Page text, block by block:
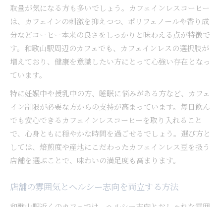
取量が気になる方も多いでしょう。カフェインレスコーヒー
は、カフェインの刺激を抑えつつ、ポリフェノールや香り成
分などコーヒー本来の良さをしっかりと味わえる点が特徴で
す。和歌山駅周辺のカフェでも、カフェインレスの選択肢が
増えており、健康を意識したい方にとって心強い存在となっ
ています。
特に妊娠中や授乳中の方、睡眠に悩みがある方など、カフェ
イン制限が必要な方からの支持が高まっています。毎日飲ん
でも安心できるカフェインレスコーヒーを取り入れること
で、心身ともに穏やかな時間を過ごせるでしょう。選び方と
しては、焙煎度や産地にこだわったカフェインレス豆を扱う
店舗を選ぶことで、味わいの満足度も高まります。
店舗の雰囲気とヘルシー志向を両立する方法